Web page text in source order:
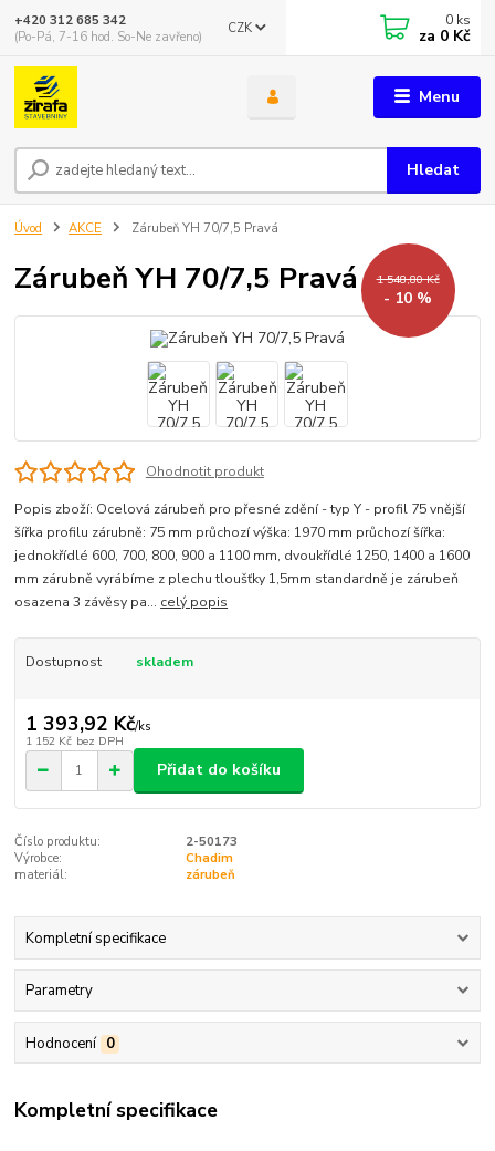
Menu
CZK
Hledat
+420 312 685 342
(Po-Pá, 7-16 hod. So-Ne zavřeno)
0 ks
za 0 Kč
Úvod AKCE Zárubeň YH 70/7,5 Pravá
Zárubeň YH 70/7,5 Pravá 1 548,80 Kč
- 10 %
Ohodnotit produkt
Popis zboží: Ocelová zárubeň pro přesné zdění - typ Y - profil 75 vnější
šířka profilu zárubně: 75 mm průchozí výška: 1970 mm průchozí šířka:
jednokřídlé 600, 700, 800, 900 a 1100 mm, dvoukřídlé 1250, 1400 a 1600
mm zárubně vyrábíme z plechu tloušťky 1,5mm standardně je zárubeň
osazena 3 závěsy pa... celý popis
Dostupnost skladem
1 393,92 Kč/ks
1 152 Kč bez DPH
Přidat do košíku
Číslo produktu:
2-50173
Výrobce:
Chadim
materiál:
zárubeň
Kompletní specifikace
Parametry
Hodnocení 0
Kompletní specifikace